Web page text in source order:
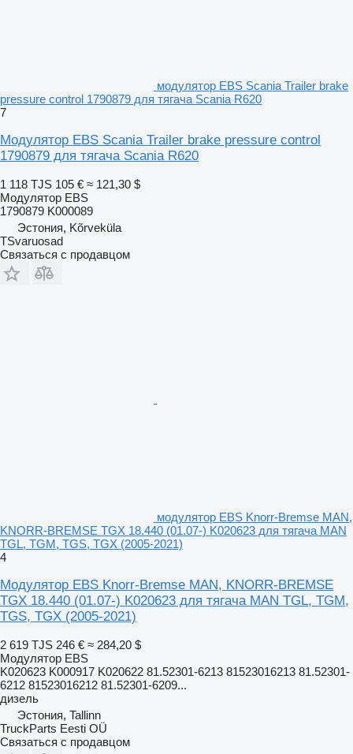
модулятор EBS Scania Trailer brake
pressure control 1790879 для тягача Scania R620
7
Модулятор EBS Scania Trailer brake pressure control
1790879 для тягача Scania R620
1 118 TJS 105 € ≈ 121,30 $
Модулятор EBS
1790879 K000089
Эстония, Kõrveküla
TSvaruosad
Связаться с продавцом
модулятор EBS Knorr-Bremse MAN,
KNORR-BREMSE TGX 18.440 (01.07-) K020623 для тягача MAN
TGL, TGM, TGS, TGX (2005-2021)
4
Модулятор EBS Knorr-Bremse MAN, KNORR-BREMSE
TGX 18.440 (01.07-) K020623 для тягача MAN TGL, TGM,
TGS, TGX (2005-2021)
2 619 TJS 246 € ≈ 284,20 $
Модулятор EBS
K020623 K000917 K020622 81.52301-6213 81523016213 81.52301-
6212 81523016212 81.52301-6209...
дизель
Эстония, Tallinn
TruckParts Eesti OÜ
Связаться с продавцом